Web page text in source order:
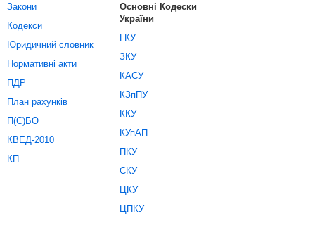
Закони
Кодекси
Юридичний словник
Нормативні акти
ПДР
План рахунків
П(С)БО
КВЕД-2010
КП
Основні Кодески
України
ГКУ
ЗКУ
КАСУ
КЗпПУ
ККУ
КУпАП
ПКУ
СКУ
ЦКУ
ЦПКУ